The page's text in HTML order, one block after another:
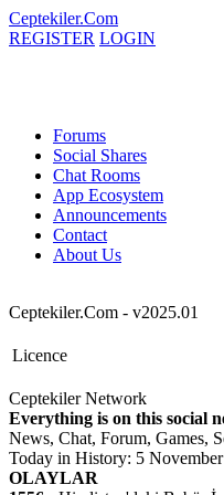
Ceptekiler.Com
REGISTER LOGIN
Forums
Social Shares
Chat Rooms
App Ecosystem
Announcements
Contact
About Us
Ceptekiler.Com - v2025.01
Licence
Ceptekiler Network
Everything is on this social
News, Chat, Forum, Games,
Today in History: 5 November
OLAYLAR